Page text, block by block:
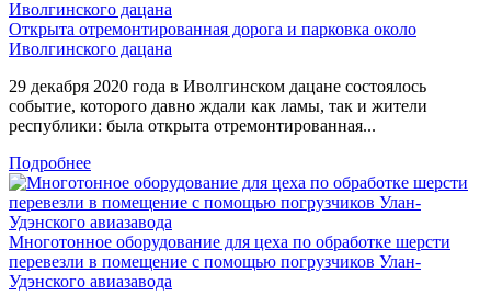
Открыта отремонтированная дорога и парковка около
Иволгинского дацана
29 декабря 2020 года в Иволгинском дацане состоялось
событие, которого давно ждали как ламы, так и жители
республики: была открыта отремонтированная...
Подробнее
Многотонное оборудование для цеха по обработке шерсти
перевезли в помещение с помощью погрузчиков Улан-
Удэнского авиазавода